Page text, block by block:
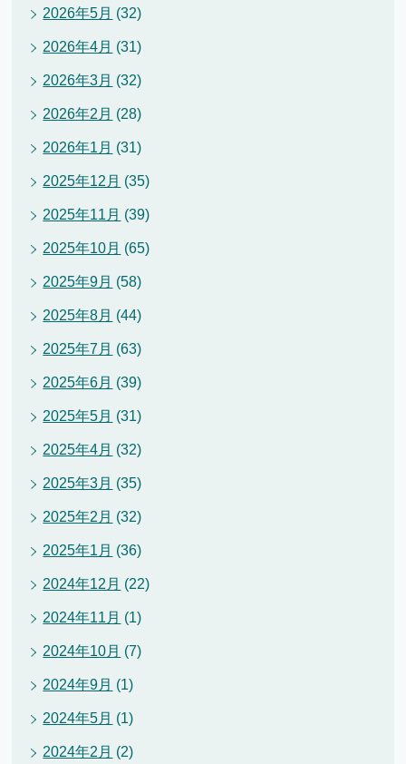
2026年5月 (32)
2026年4月 (31)
2026年3月 (32)
2026年2月 (28)
2026年1月 (31)
2025年12月 (35)
2025年11月 (39)
2025年10月 (65)
2025年9月 (58)
2025年8月 (44)
2025年7月 (63)
2025年6月 (39)
2025年5月 (31)
2025年4月 (32)
2025年3月 (35)
2025年2月 (32)
2025年1月 (36)
2024年12月 (22)
2024年11月 (1)
2024年10月 (7)
2024年9月 (1)
2024年5月 (1)
2024年2月 (2)